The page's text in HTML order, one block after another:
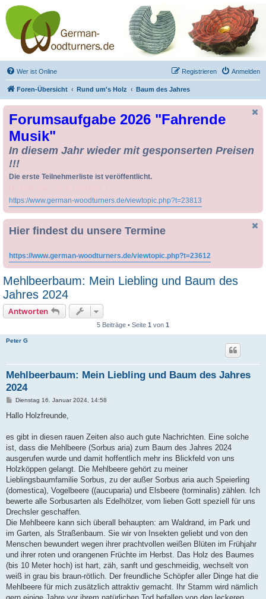
Drechseln und
Kunsthandwerk -
German-Woodturners
*Forum Sauerland*
Der Treffpunkt für Drechsler und Freunde des Kunsthandwerks
Wer ist Online Anmelden
Registrieren
Foren-Übersicht Rund um's Holz Baum des Jahres
Forumsaufgabe 2026 "Fahrende
Musik"
In diesem Jahr wieder mit gesponserten Preisen
!!!
Die erste Teilnehmerliste ist veröffentlicht.
https://www.german-woodturners.de/viewtopic.php?t=23813
Hier findest du unsere Termine
https://www.german-woodturners.de/viewtopic.php?t=23612
Mehlbeerbaum: Mein Liebling und Baum des
Jahres 2024
Antworten
5 Beiträge • Seite 1 von 1
Peter G
Mehlbeerbaum: Mein Liebling und Baum des Jahres
2024
B
i
a
Dienstag 16. Januar 2024, 14:58
Hallo Holzfreunde,
es gibt in diesen rauen Zeiten also auch gute Nachrichten. Eine solche
ist, dass die Mehlbeere (Sorbus aria) zum Baum des Jahres 2024
ausgerufen wurde und damit hoffentlich mehr ins Blickfeld von uns
Holzköppen gelangt. Die Mehlbeere gehört zu meiner
Lieblingsbaumfamilie Sorbus, zu der außer Sorbus aria auch Speierling
(domestica), Vogelbeere ((aucuparia) und Elsbeere (torminalis) zählen. Ich
bewerte alle Sorbusarten als Edelhölzer, vom lieben Gott speziell für uns
Drechsler geschaffen.
Die Mehlbeere kann sich überall behaupten: am Waldrand, im Park und
im Garten, als Straßenbaum. Sie wir von Insekten geliebt und von den
Menschen bewundert wegen ihrer prachtvollen weißen Blüten im Frühjahr
und ihrer roten und orangenen Früchte im Herbst. Das Holz des Baumes
(bis 10 Meter hoch) ist hart, zäh, sanft und geschmeidig, wechselt von
weiß in grau bis braun-rötlich. Der freundliche Schöpfer aller Dinge hat die
Mehlbeere für mich zusätzlich attraktiv gemacht. Ihr Stamm wird nämlich